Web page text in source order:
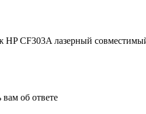
HP CF303A лазерный
об ответе